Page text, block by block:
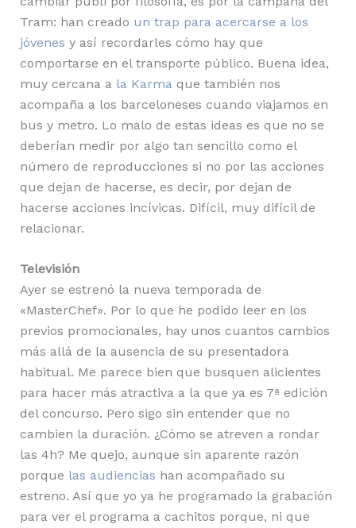
Tram: han creado un trap para acercarse a los
jóvenes y así recordarles cómo hay que
comportarse en el transporte público. Buena idea,
muy cercana a la Karma que también nos
acompaña a los barceloneses cuando viajamos en
bus y metro. Lo malo de estas ideas es que no se
deberían medir por algo tan sencillo como el
número de reproducciones si no por las acciones
que dejan de hacerse, es decir, por dejan de
hacerse acciones incívicas. Difícil, muy difícil de
relacionar.
Televisión
Ayer se estrenó la nueva temporada de
«MasterChef». Por lo que he podido leer en los
previos promocionales, hay unos cuantos cambios
más allá de la ausencia de su presentadora
habitual. Me parece bien que busquen alicientes
para hacer más atractiva a la que ya es 7ª edición
del concurso. Pero sigo sin entender que no
cambien la duración. ¿Cómo se atreven a rondar
las 4h? Me quejo, aunque sin aparente razón
porque las audiencias han acompañado su
estreno. Así que yo ya he programado la grabación
para ver el programa a cachitos porque, ni que